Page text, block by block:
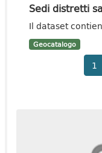
Sedi distretti
Il dataset
Geocatalogo
1